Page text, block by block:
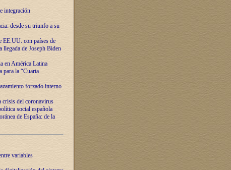
integración
desde su triunfo a su
EE.UU. con países de
llegada de Joseph Biden
en América Latina
la “Cuarta
forzado interno
crisis del coronavirus
social española
de España: de la
variables